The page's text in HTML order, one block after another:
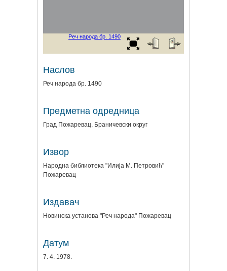
Наслов
Реч народа бр. 1490
Предметна одредница
Град Пожаревац, Браничевски округ
Извор
Народна библиотека "Илија М. Петровић"
Пожаревац
Издавач
Новинска установа "Реч народа" Пожаревац
Датум
7. 4. 1978.